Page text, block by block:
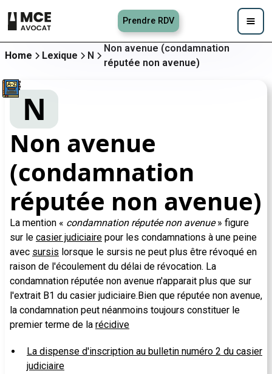
Prendre RDV
Home Lexique N
Non avenue (condamnation
réputée non avenue)
N
Non avenue
(condamnation
réputée non avenue)
La mention « condamnation réputée non avenue» figure
sur le casier judiciaire pour les condamnations à une peine
avec sursis lorsque le sursis ne peut plus être révoqué en
raison de l'écoulement du délai de révocation. La
condamnation réputée non avenue n'apparait plus que sur
l'extrait B1 du casier judiciaire.Bien que réputée non avenue,
la condamnation peut néanmoins toujours constituer le
premier terme de la récidive
La dispense d'inscription au bulletin numéro 2 du casier
judiciaire